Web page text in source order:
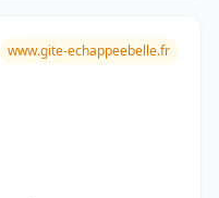
www.gite-echappeebelle.fr